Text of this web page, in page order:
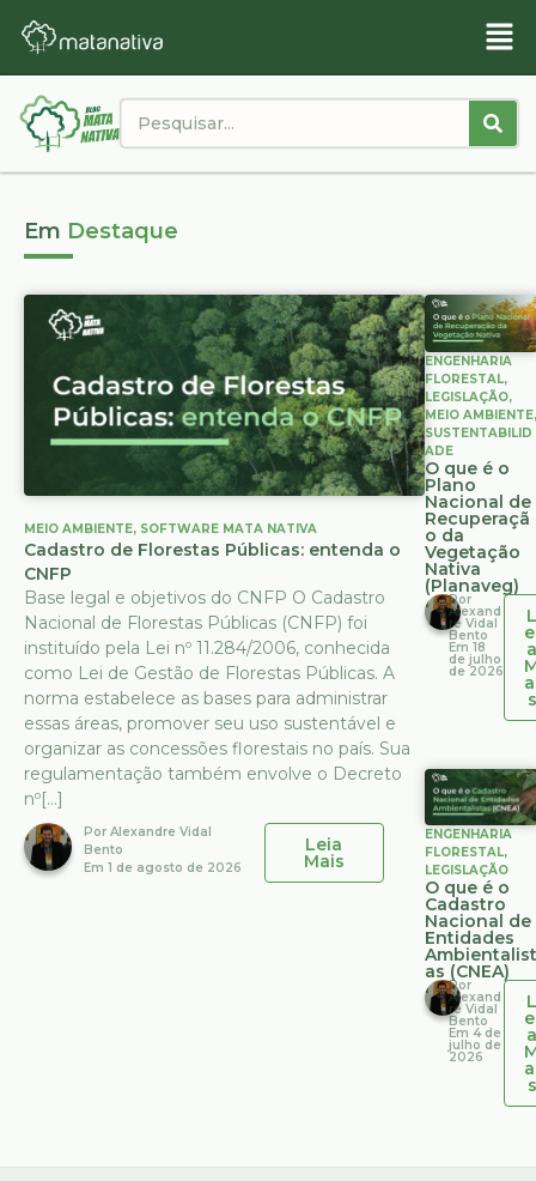
Em Destaque
MEIO AMBIENTE, SOFTWARE MATA NATIVA
Cadastro de Florestas Públicas: entenda o
CNFP
Base legal e objetivos do CNFP O Cadastro
Nacional de Florestas Públicas (CNFP) foi
instituído pela Lei nº 11.284/2006, conhecida
como Lei de Gestão de Florestas Públicas. A
norma estabelece as bases para administrar
essas áreas, promover seu uso sustentável e
organizar as concessões florestais no país. Sua
regulamentação também envolve o Decreto
nº[...]
Por Alexandre Vidal
Bento
Em 1 de agosto de 2026
Leia
Mais
ENGENHARIA
FLORESTAL,
LEGISLAÇÃO,
MEIO AMBIENTE,
SUSTENTABILID
ADE
O que é o
Plano
Nacional de
Recuperaçã
o da
Vegetação
Nativa
(Planaveg)
Por
Alexand
re Vidal
Bento
Em 18
de julho
de 2026
s
ENGENHARIA
FLORESTAL,
LEGISLAÇÃO
O que é o
Cadastro
Nacional de
Entidades
Ambientalist
as (CNEA)
Por
Alexand
re Vidal
Bento
Em 4 de
julho de
2026
s